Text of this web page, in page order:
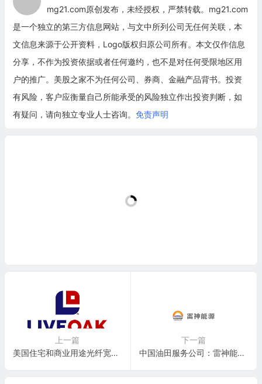
mg21.com原创发布，未经授权，严禁转载。mg21.com
是一个独立的第三方信息网站，与文中所列公司无任何关联，本
文信息来源于公开资料，Logo版权归原公司所有。本文仅作信息
分享，不作为投资依据或者任何邀约，也不是对任何受限地区用
户的推广。美股之家不为任何公司、券商、金融产品背书。投资
有风险，客户应衡量自己所能承受的风险独立作出投资判断，如
有疑问，请向独立专业人士咨询。 免责声明
上一篇
美国住宅和商业用途光纤宽带服务提供商：LiveOak Fiber
下一篇
中国油田服务公司：雷神能源 Leishen Energy Holding(LSE)